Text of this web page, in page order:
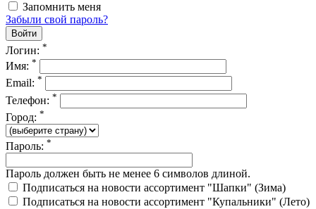
Запомнить меня
Забыли свой пароль?
Логин: *
Имя: *
Email: *
Телефон: *
Город: *
Пароль: *
Пароль должен быть не менее 6 символов длиной.
Подписаться на новости ассортимент "Шапки" (Зима)
Подписаться на новости ассортимент "Купальники" (Лето)